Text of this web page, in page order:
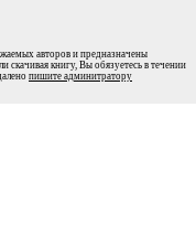
авторов и предназначены
скачивая книгу, Вы обязуетесь в течении
пишите админитратору